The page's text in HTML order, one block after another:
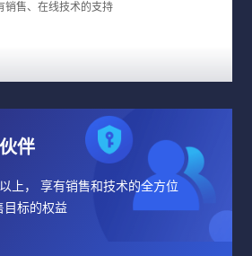
销售、在线技术的支持
伴
上， 享有销售和技术的全方位
目标的权益